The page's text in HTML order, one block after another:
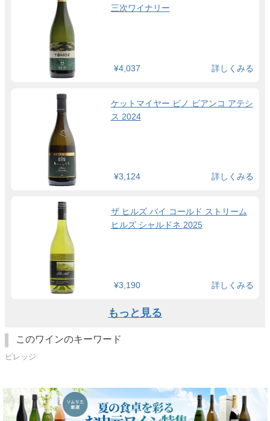
三次ワイナリー
¥4,037 詳しくみる
ケットマイヤー ピノ ビアンコ アテシ
ス 2024
¥3,124 詳しくみる
ザ ヒルズ バイ コールド ストリーム
ヒルズ シャルドネ 2025
¥3,190 詳しくみる
もっと見る
このワインのキーワード
ビレッジ